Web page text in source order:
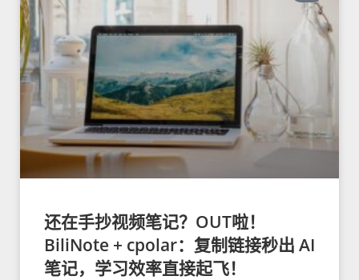
还在手抄视频笔记？OUT啦！
BiliNote + cpolar：复制链接秒出 AI
笔记，学习效率直接起飞！